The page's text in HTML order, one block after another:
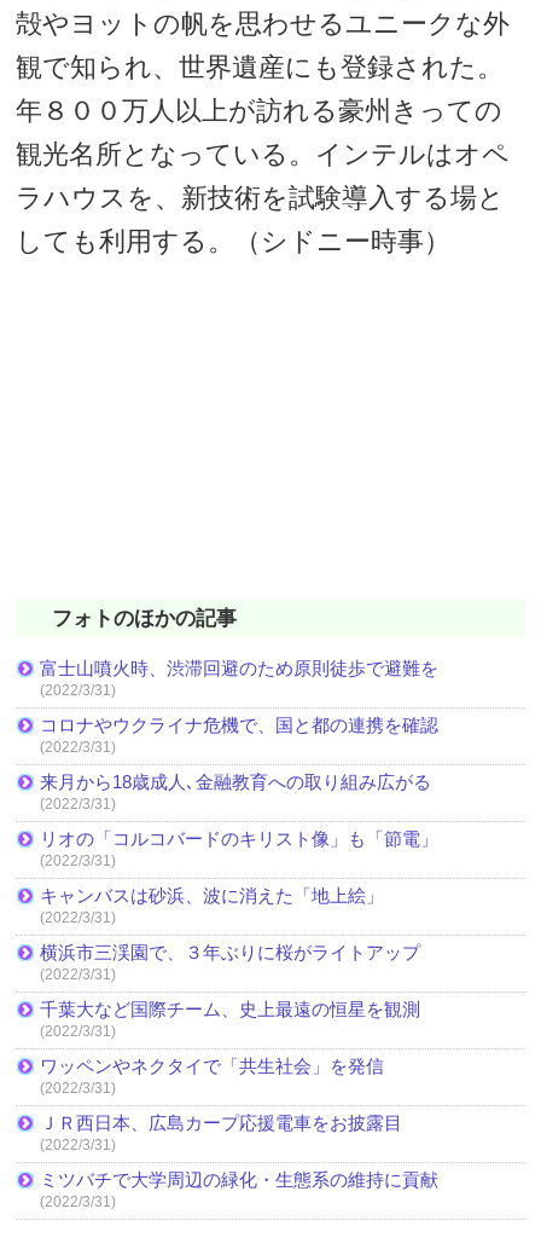
殻やヨットの帆を思わせるユニークな外
観で知られ、世界遺産にも登録された。
年８００万人以上が訪れる豪州きっての
観光名所となっている。インテルはオペ
ラハウスを、新技術を試験導入する場と
しても利用する。（シドニー時事）
フォトのほかの記事
富士山噴火時、渋滞回避のため原則徒歩で避難を
(2022/3/31)
コロナやウクライナ危機で、国と都の連携を確認
(2022/3/31)
来月から18歳成人､金融教育への取り組み広がる
(2022/3/31)
リオの「コルコバードのキリスト像」も「節電」
(2022/3/31)
キャンバスは砂浜、波に消えた「地上絵」
(2022/3/31)
横浜市三渓園で、３年ぶりに桜がライトアップ
(2022/3/31)
千葉大など国際チーム、史上最遠の恒星を観測
(2022/3/31)
ワッペンやネクタイで「共生社会」を発信
(2022/3/31)
ＪＲ西日本、広島カープ応援電車をお披露目
(2022/3/31)
ミツバチで大学周辺の緑化・生態系の維持に貢献
(2022/3/31)